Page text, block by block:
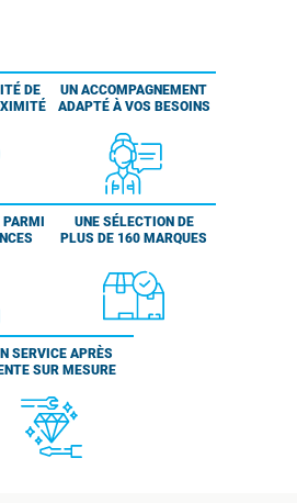
DE
UN ACCOMPAGNEMENT
ADAPTÉ À VOS BESOINS
UNE SÉLECTION DE
PLUS DE 160 MARQUES
SERVICE APRÈS
SUR MESURE